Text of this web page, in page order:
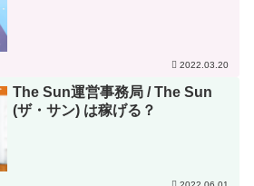
2022.03.20
The Sun運営事務局 / The Sun
(ザ・サン) は稼げる？